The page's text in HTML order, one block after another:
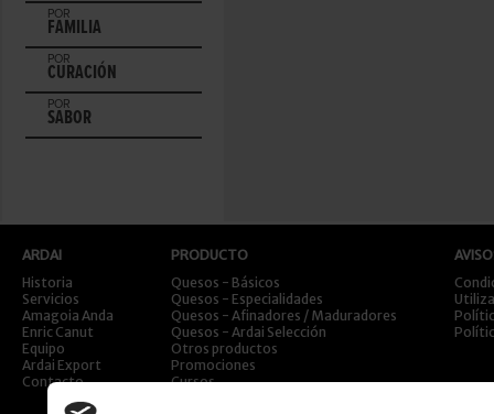
POR
FAMILIA
POR
CURACIÓN
POR
SABOR
ARDAI
Historia
Servicios
Amagoia Anda
Enric Canut
Equipo
Ardai Export
Contacto
PRODUCTO
Quesos - Básicos
Quesos - Especialidades
Quesos - Afinadores / Maduradores
Quesos - Ardai Selección
Otros productos
Promociones
Cursos